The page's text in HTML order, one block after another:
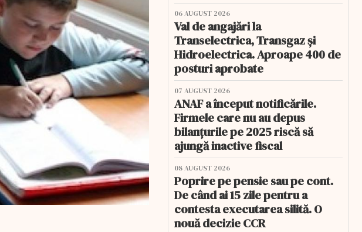
06 AUGUST 2026
Val de angajări la
Transelectrica, Transgaz și
Hidroelectrica. Aproape 400 de
posturi aprobate
07 AUGUST 2026
ANAF a început notificările.
Firmele care nu au depus
bilanțurile pe 2025 riscă să
ajungă inactive fiscal
08 AUGUST 2026
Poprire pe pensie sau pe cont.
De când ai 15 zile pentru a
contesta executarea silită. O
nouă decizie CCR